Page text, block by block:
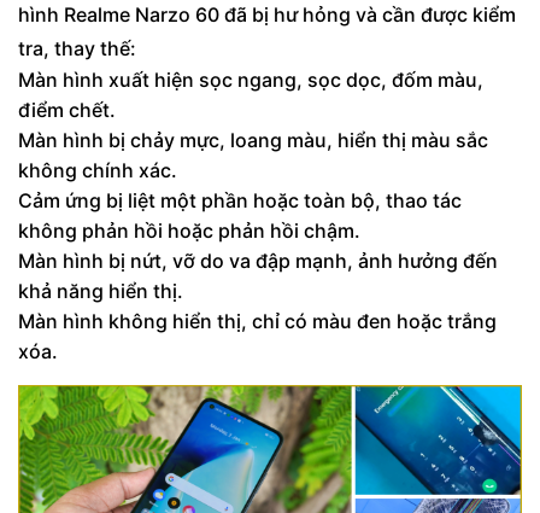
hình Realme Narzo 60 đã bị hư hỏng và cần được kiểm
tra, thay thế:
Màn hình xuất hiện sọc ngang, sọc dọc, đốm màu,
điểm chết.
Màn hình bị chảy mực, loang màu, hiển thị màu sắc
không chính xác.
Cảm ứng bị liệt một phần hoặc toàn bộ, thao tác
không phản hồi hoặc phản hồi chậm.
Màn hình bị nứt, vỡ do va đập mạnh, ảnh hưởng đến
khả năng hiển thị.
Màn hình không hiển thị, chỉ có màu đen hoặc trắng
xóa.